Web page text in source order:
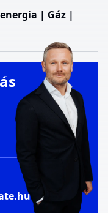
| Gáz |